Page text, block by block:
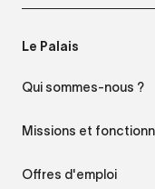
Le Palais
Qui sommes-nous ?
Missions et
Offres d'emploi